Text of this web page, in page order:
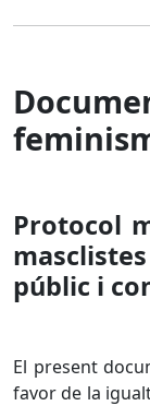
Protocol
públic i
El present
favor de la